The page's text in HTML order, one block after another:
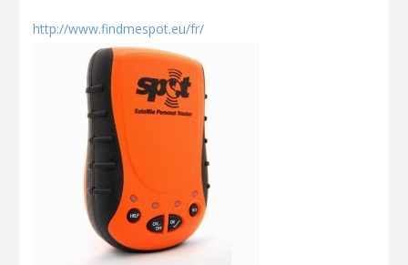
http://www.findmespot.eu/fr/